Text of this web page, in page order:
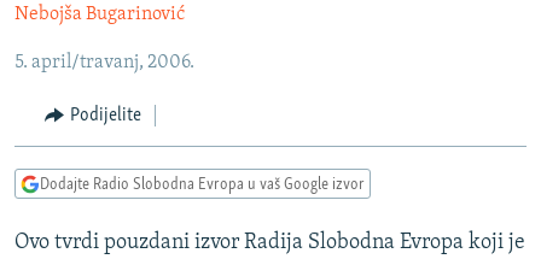
na
navigaciju
Pređite
pretragu
KOSOVO
CRNA GORA
VIZUELNO
FOTOGALERIJE
INFOGRAFIKE
PODCASTI
RAT U UKRAJINI
KINA NA BALKANU
Nebojša Bugarinović
5. april/travanj, 2006.
Podijelite
Dodajte Radio Slobodna Evropa u vaš Google izvor
Ovo tvrdi pouzdani izvor Radija Slobodna Evropa koji je